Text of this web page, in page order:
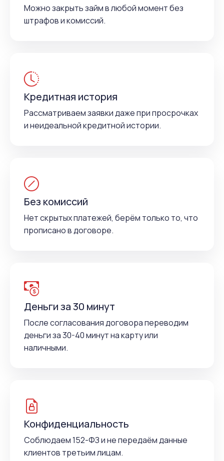
Можно закрыть займ в любой момент без
штрафов и комиссий.
Кредитная история
Рассматриваем заявки даже при просрочках
и неидеальной кредитной истории.
Без комиссий
Нет скрытых платежей, берём только то, что
прописано в договоре.
Деньги за 30 минут
После согласования договора переводим
деньги за 30-40 минут на карту или
наличными.
Конфиденциальность
Соблюдаем 152-ФЗ и не передаём данные
клиентов третьим лицам.